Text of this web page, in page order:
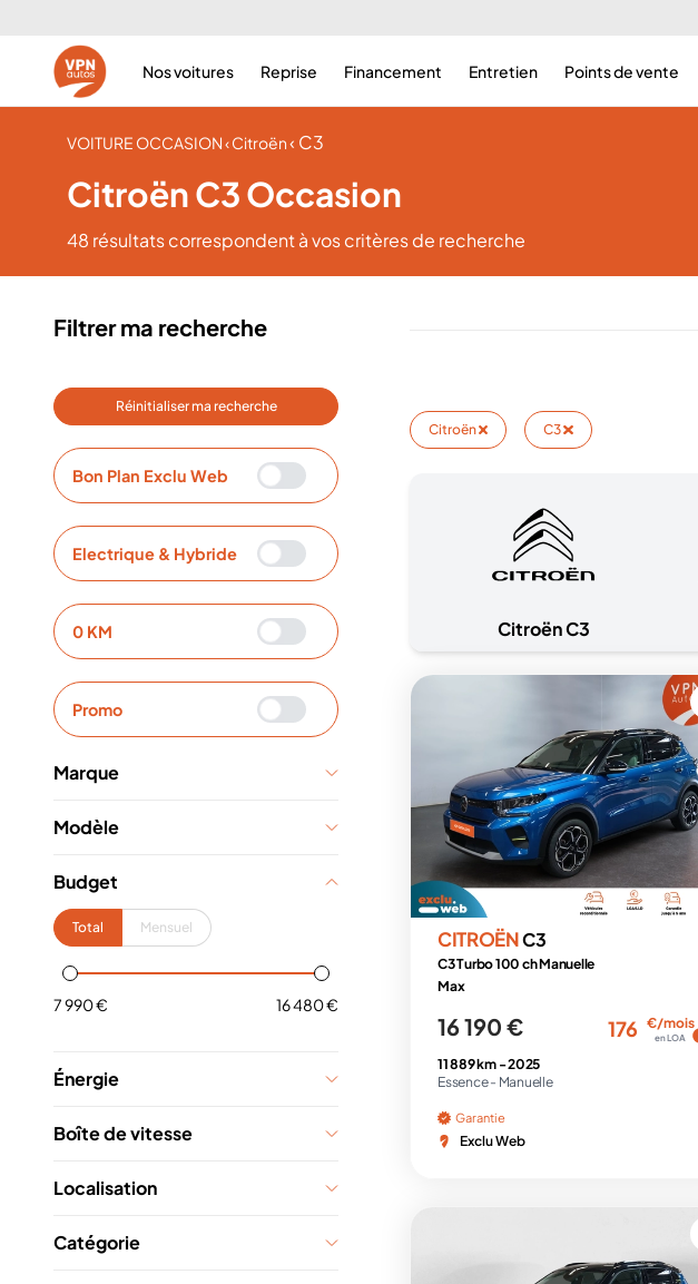
Nos voitures Reprise Financement Entretien Points de vente
VOITURE OCCASION‹ Citroën‹ C3
Citroën C3 Occasion
48 résultatscorrespondent à vos critères de recherche
Filtrer ma recherche
Réinitialiser ma recherche
Bon Plan Exclu Web
Electrique & Hybride
0 KM
Promo
Marque
Modèle
Budget
Total Mensuel
7 990 € 16 480 €
Énergie
Boîte de vitesse
Localisation
Catégorie
Citroën C3
Citroën C3
CITROËNC3
C3 Turbo 100 ch Manuelle
Max
16 190 € 176 €/mois
en LOA
11 889 km -2025
Essence - Manuelle
Garantie
Exclu Web